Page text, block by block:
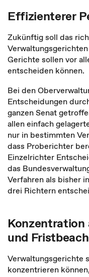
Effizienterer
Zukünftig soll das
Gerichte sollen vor
entscheiden können.
Bei den
Entscheidungen
ganzen Senat
allen einfach
nur in bestimmten
dass Proberichter
Einzelrichter
das
Verfahren als bisher
drei Richtern
und
Verwaltungsgerichte
konzentrieren